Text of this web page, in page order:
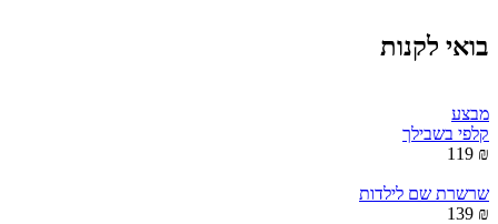
בואי לקנות
מבצע
קלפי בשבילך
₪ 119
שרשרת שם לילדות
₪ 139